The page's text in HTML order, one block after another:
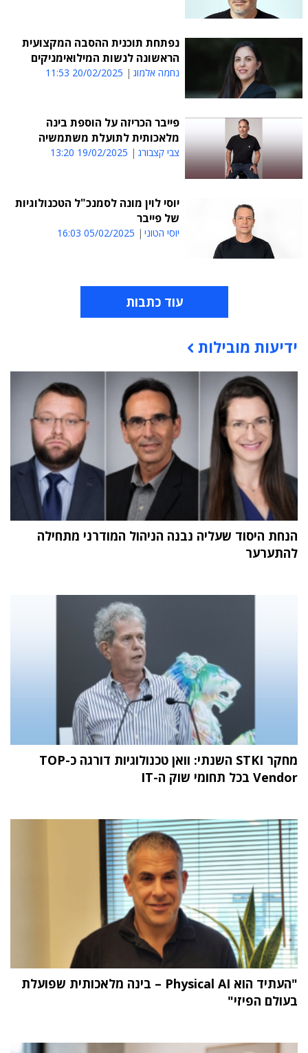
נפתחת תוכנית ההסבה המקצועית
הראשונה לנשות המילואימניקים
נחמה אלמוג 20/02/2025 11:53
פייבר הכריזה על הוספת בינה
מלאכותית לתועלת משתמשיה
צבי קצבורג 19/02/2025 13:20
יוסי לוין מונה לסמנכ"ל הטכנולוגיות
של פייבר
יוסי הטוני 05/02/2025 16:03
עוד כתבות
תוכן פרסומי
ידיעות מובילות
הנחת היסוד שעליה נבנה הניהול המודרני מתחילה
להתערער
מחקר STKI השנתי: וואן טכנולוגיות דורגה כ-TOP
Vendor בכל תחומי שוק ה-IT
"העתיד הוא Physical AI – בינה מלאכותית שפועלת
בעולם הפיזי"